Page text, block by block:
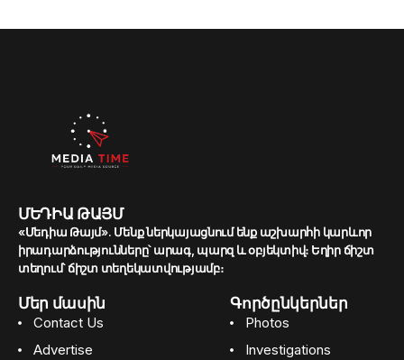
ՄԵԴԻԱ ԹԱՅՄ
«Մեդիա Թայմ». Մենք ներկայացնում ենք աշխարհի կարևոր
իրադարձությունները՝ արագ, պարզ և օբյեկտիվ։ Եղիր ճիշտ
տեղում՝ ճիշտ տեղեկատվությամբ։
Մեր մասին
Contact Us
Advertise
Գործընկերներ
Photos
Investigations